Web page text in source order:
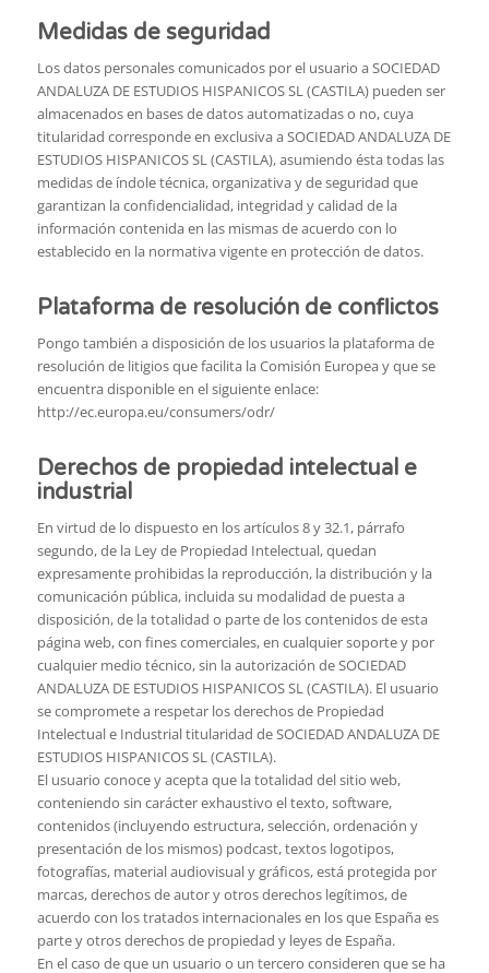
Medidas de seguridad
Los datos personales comunicados por el usuario a SOCIEDAD
ANDALUZA DE ESTUDIOS HISPANICOS SL (CASTILA) pueden ser
almacenados en bases de datos automatizadas o no, cuya
titularidad corresponde en exclusiva a SOCIEDAD ANDALUZA DE
ESTUDIOS HISPANICOS SL (CASTILA), asumiendo ésta todas las
medidas de índole técnica, organizativa y de seguridad que
garantizan la confidencialidad, integridad y calidad de la
información contenida en las mismas de acuerdo con lo
establecido en la normativa vigente en protección de datos.
Plataforma de resolución de conflictos
Pongo también a disposición de los usuarios la plataforma de
resolución de litigios que facilita la Comisión Europea y que se
encuentra disponible en el siguiente enlace:
http://ec.europa.eu/consumers/odr/
Derechos de propiedad intelectual e
industrial
En virtud de lo dispuesto en los artículos 8 y 32.1, párrafo
segundo, de la Ley de Propiedad Intelectual, quedan
expresamente prohibidas la reproducción, la distribución y la
comunicación pública, incluida su modalidad de puesta a
disposición, de la totalidad o parte de los contenidos de esta
página web, con fines comerciales, en cualquier soporte y por
cualquier medio técnico, sin la autorización de SOCIEDAD
ANDALUZA DE ESTUDIOS HISPANICOS SL (CASTILA). El usuario
se compromete a respetar los derechos de Propiedad
Intelectual e Industrial titularidad de SOCIEDAD ANDALUZA DE
ESTUDIOS HISPANICOS SL (CASTILA).
El usuario conoce y acepta que la totalidad del sitio web,
conteniendo sin carácter exhaustivo el texto, software,
contenidos (incluyendo estructura, selección, ordenación y
presentación de los mismos) podcast, textos logotipos,
fotografías, material audiovisual y gráficos, está protegida por
marcas, derechos de autor y otros derechos legítimos, de
acuerdo con los tratados internacionales en los que España es
parte y otros derechos de propiedad y leyes de España.
En el caso de que un usuario o un tercero consideren que se ha